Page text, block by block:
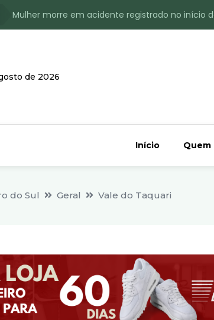
Mulher morre em acidente registrado no início
Identificado o jovem assassinado no interior de
de 2026
Início Quem
do Sul Geral Vale do Taquari